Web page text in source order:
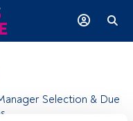
Selection & Due